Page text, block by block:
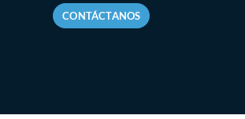
CONTÁCTANOS